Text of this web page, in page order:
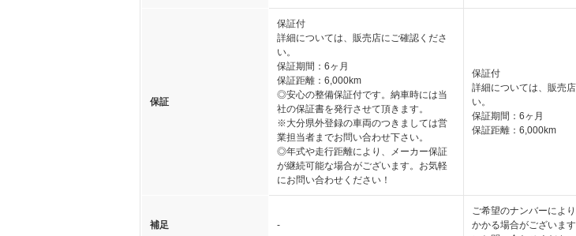
保証
保証付
詳細については、販売店にご確認くださ
い。
保証期間：6ヶ月
保証距離：6,000km
◎安心の整備保証付です。納車時には当
社の保証書を発行させて頂きます。
※大分県外登録の車両のつきましては営
業担当者までお問い合わせ下さい。
◎年式や走行距離により、メーカー保証
が継続可能な場合がございます。お気軽
にお問い合わせください！
保証付
詳細については、販売
い。
保証期間：6ヶ月
保証距離：6,000km
補足 -
ご希望のナンバーによ
かかる場合がございま